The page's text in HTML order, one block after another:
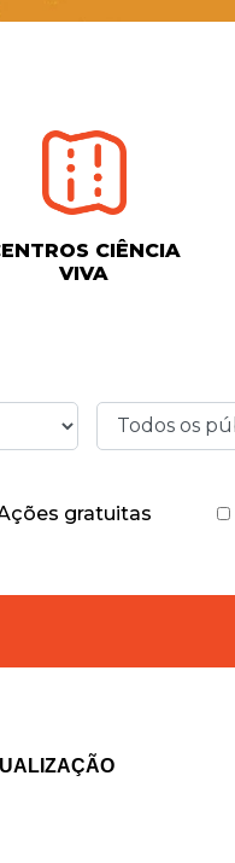
CIÊNCIA
VIVA
gratuitas